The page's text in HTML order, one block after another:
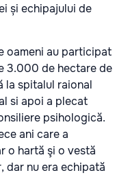
și echipajului de
oameni au participat
3.000 de hectare de
la spitalul raional
si apoi a plecat
psihologică.
ani care a
o hartă şi o vestă
dar nu era echipată